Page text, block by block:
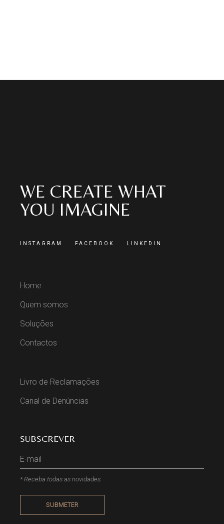
WE CREATE WHAT
YOU IMAGINE
INSTAGRAM FACEBOOK LINKEDIN
Home
Quem somos
Soluções
Contactos
Livro de Reclamações
Canal de Denúncias
SUBSCREVER
* Receba todas as novidades.
SUBMETER